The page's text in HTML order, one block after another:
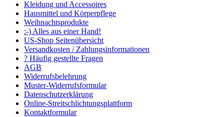
Kleidung und Accessoires
Hausmittel und Körperpflege
Weihnachtsprodukte
:-) Alles aus einer Hand!
US-Shop Seitenübersicht
Versandkosten / Zahlungsinformationen
? Häufig gestellte Fragen
AGB
Widerrufsbelehrung
Muster-Widerrufsformular
Datenschutzerklärung
Online-Streitschlichtungsplattform
Kontaktformular